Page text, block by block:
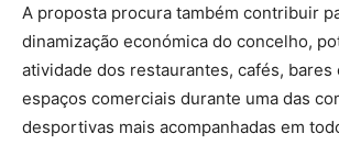
A proposta procura também contribuir
dinamização económica do concelho,
atividade dos restaurantes, cafés, bares
espaços comerciais durante uma das
desportivas mais acompanhadas em